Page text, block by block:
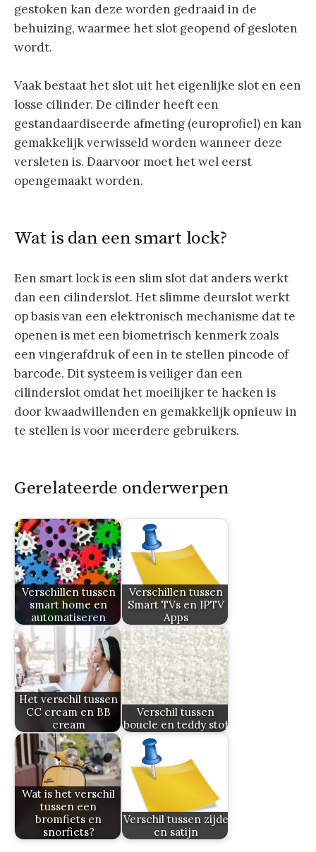
gestoken kan deze worden gedraaid in de
behuizing, waarmee het slot geopend of gesloten
wordt.
Vaak bestaat het slot uit het eigenlijke slot en een
losse cilinder. De cilinder heeft een
gestandaardiseerde afmeting (europrofiel) en kan
gemakkelijk verwisseld worden wanneer deze
versleten is. Daarvoor moet het wel eerst
opengemaakt worden.
Wat is dan een smart lock?
Een smart lock is een slim slot dat anders werkt
dan een cilinderslot. Het slimme deurslot werkt
op basis van een elektronisch mechanisme dat te
openen is met een biometrisch kenmerk zoals
een vingerafdruk of een in te stellen pincode of
barcode. Dit systeem is veiliger dan een
cilinderslot omdat het moeilijker te hacken is
door kwaadwillenden en gemakkelijk opnieuw in
te stellen is voor meerdere gebruikers.
Gerelateerde onderwerpen
Verschillen tussen
smart home en
automatiseren
Verschillen tussen
Smart TVs en IPTV
Apps
Het verschil tussen
CC cream en BB
cream
Verschil tussen
boucle en teddy stof
Wat is het verschil
tussen een
bromfiets en
snorfiets?
Verschil tussen zijde
en satijn